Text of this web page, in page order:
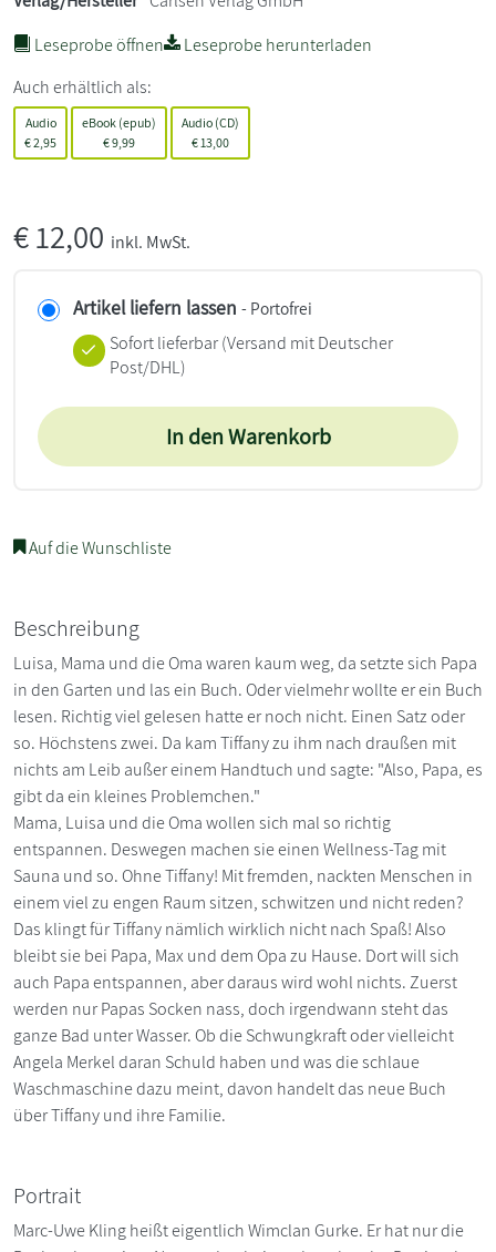
Leseprobe öffnen
Leseprobe herunterladen
Auch erhältlich als:
Audio
€2,95
eBook (epub)
€9,99
Audio (CD)
€ 13,00
€12,00 inkl. MwSt.
Artikel liefern lassen - Portofrei
Sofort lieferbar(Versand mit Deutscher
Post/DHL)
In den Warenkorb
Auf die Wunschliste
Beschreibung
Luisa, Mama und die Oma waren kaum weg, da setzte sich Papa
in den Garten und las ein Buch. Oder vielmehr wollte er ein Buch
lesen. Richtig viel gelesen hatte er noch nicht. Einen Satz oder
so. Höchstens zwei. Da kam Tiffany zu ihm nach draußen mit
nichts am Leib außer einem Handtuch und sagte: "Also, Papa, es
gibt da ein kleines Problemchen."
Mama, Luisa und die Oma wollen sich mal so richtig
entspannen. Deswegen machen sie einen Wellness-Tag mit
Sauna und so. Ohne Tiffany! Mit fremden, nackten Menschen in
einem viel zu engen Raum sitzen, schwitzen und nicht reden?
Das klingt für Tiffany nämlich wirklich nicht nach Spaß! Also
bleibt sie bei Papa, Max und dem Opa zu Hause. Dort will sich
auch Papa entspannen, aber daraus wird wohl nichts. Zuerst
werden nur Papas Socken nass, doch irgendwann steht das
ganze Bad unter Wasser. Ob die Schwungkraft oder vielleicht
Angela Merkel daran Schuld haben und was die schlaue
Waschmaschine dazu meint, davon handelt das neue Buch
über Tiffany und ihre Familie.
Portrait
Marc-Uwe Kling heißt eigentlich Wimclan Gurke. Er hat nur die